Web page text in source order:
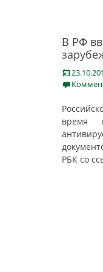
В РФ
Posted
on
время
РБК со